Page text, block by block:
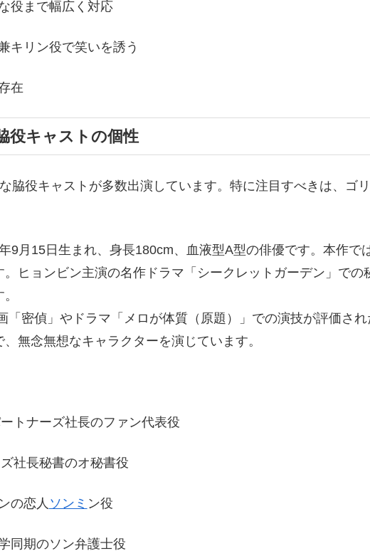
役まで幅広く対応
キリン役で笑いを誘う
在
役キャストの個性
脇役キャストが多数出演しています。特に注目すべきは、ゴ
9月15日生まれ、身長180cm、血液型A型の俳優です。本作
。ヒョンビン主演の名作ドラマ「シークレットガーデン」で
「密偵」やドラマ「メロが体質（原題）」での演技が評価さ
無念無想なキャラクターを演じています。
トナーズ社長のファン代表役
社長秘書のオ秘書役
の恋人 ソンミ ン役
同期のソン弁護士役